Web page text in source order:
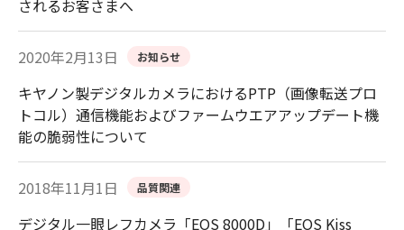
されるお客さまへ
2020年2月13日 お知らせ
キヤノン製デジタルカメラにおけるPTP（画像転送プロ
トコル）通信機能およびファームウエアアップデート機
能の脆弱性について
2018年11月1日 品質関連
デジタル一眼レフカメラ「EOS 8000D」「EOS Kiss